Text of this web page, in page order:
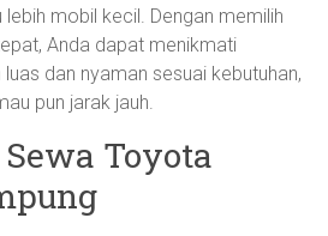
mobil kecil. Dengan memilih
Anda dapat menikmati
dan nyaman sesuai kebutuhan,
pun jarak jauh.
Toyota